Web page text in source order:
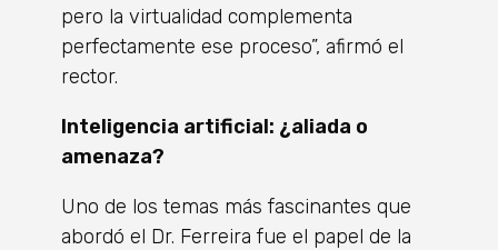
pero la virtualidad complementa
perfectamente ese proceso”, afirmó el
rector.
Inteligencia artificial: ¿aliada o
amenaza?
Uno de los temas más fascinantes que
abordó el Dr. Ferreira fue el papel de la